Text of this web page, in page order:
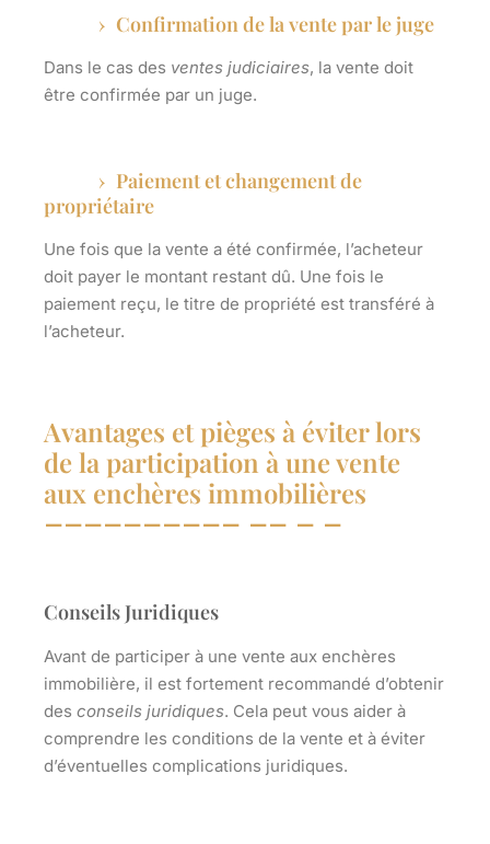
Confirmation de la vente par le juge
Dans le cas des ventes judiciaires, la vente doit
être confirmée par un juge.
Paiement et changement de
propriétaire
Une fois que la vente a été confirmée, l’acheteur
doit payer le montant restant dû. Une fois le
paiement reçu, le titre de propriété est transféré à
l’acheteur.
Avantages et pièges à éviter lors
de la participation à une vente
aux enchères immobilières
Conseils Juridiques
Avant de participer à une vente aux enchères
immobilière, il est fortement recommandé d’obtenir
des conseils juridiques. Cela peut vous aider à
comprendre les conditions de la vente et à éviter
d’éventuelles complications juridiques.